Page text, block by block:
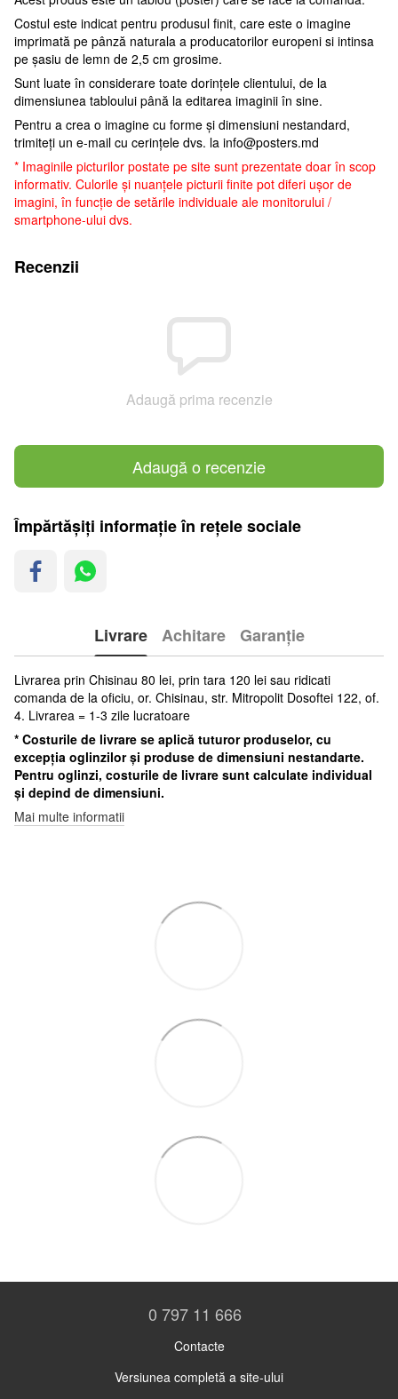
Costul este indicat pentru produsul finit, care este o imagine
imprimată pe pânză naturala a producatorilor europeni si intinsa
pe șasiu de lemn de 2,5 cm grosime.
Sunt luate în considerare toate dorințele clientului, de la
dimensiunea tabloului până la editarea imaginii în sine.
Pentru a crea o imagine cu forme și dimensiuni nestandard,
trimiteți un e-mail cu cerințele dvs. la info@posters.md
* Imaginile picturilor postate pe site sunt prezentate doar în scop
informativ. Culorile și nuanțele picturii finite pot diferi ușor de
imagini, în funcție de setările individuale ale monitorului /
smartphone-ului dvs.
Recenzii
Adaugă prima recenzie
Adaugă o recenzie
Împărtășiți informație în rețele sociale
Livrare Achitare Garanție
Livrarea prin Chisinau 80 lei, prin tara 120 lei sau ridicati
comanda de la oficiu, or. Chisinau, str. Mitropolit Dosoftei 122, of.
4. Livrarea = 1-3 zile lucratoare
* Costurile de livrare se aplică tuturor produselor, cu
excepția oglinzilor și produse de dimensiuni nestandarte.
Pentru oglinzi, costurile de livrare sunt calculate individual
și depind de dimensiuni.
Mai multe informatii
0 797 11 666
Contacte
Versiunea completă a site-ului